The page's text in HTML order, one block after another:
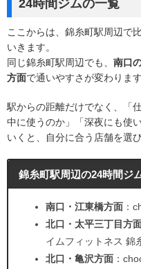
24時間ジムの一覧
ここからは、錦糸町駅周辺で
いきます。
同じ錦糸町駅周辺でも、 南口
方面で通いやすさが変わります
駅からの距離だけでなく、「
中に使うのか」「深夜にも使
いくと、自分に合う店舗を選
錦糸町駅周辺の24時間ジ
南口・江東橋方面 ：
北口・太平三丁目方
イムフィットネス 錦
北口・亀沢方面 ：